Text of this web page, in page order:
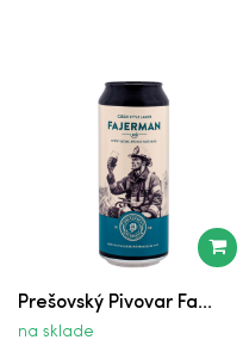
Prešovský Pivovar Fa...
na sklade